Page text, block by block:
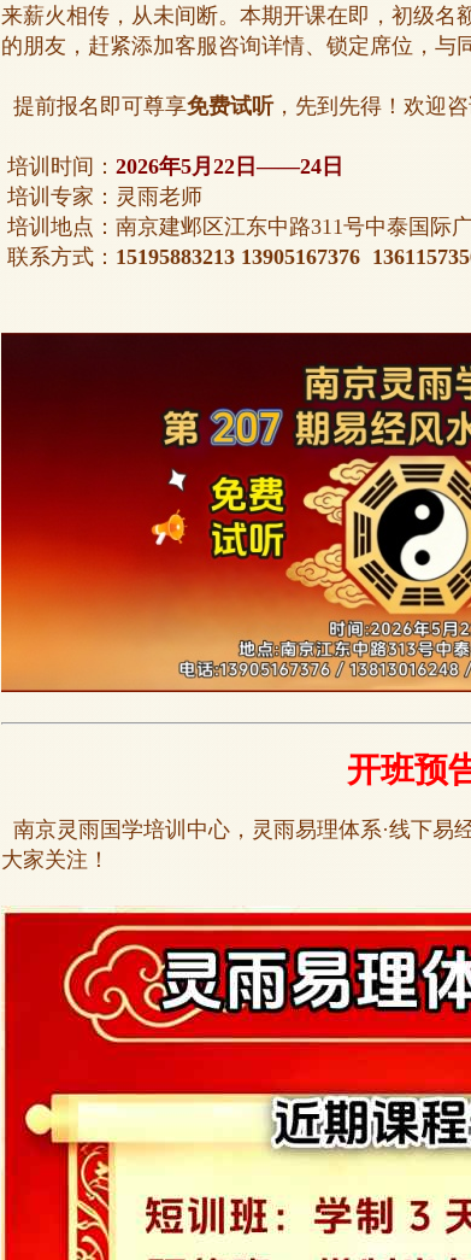
来薪火相传，从未间断。 本期开课在即， 初级名
的朋友，赶紧添加客服咨询详情、锁定席位，与
提前报名即可尊享免费试听，先到先得！欢迎咨
培训时间： 2026年5月22日——24日
培训专家：灵雨老师
培训地点：南京建邺区江东中路311号中泰国际
联系方式： 15195883213 13905167376
开班预
南京灵雨国学培训中心，灵雨易理体系·线下易
大家关注！